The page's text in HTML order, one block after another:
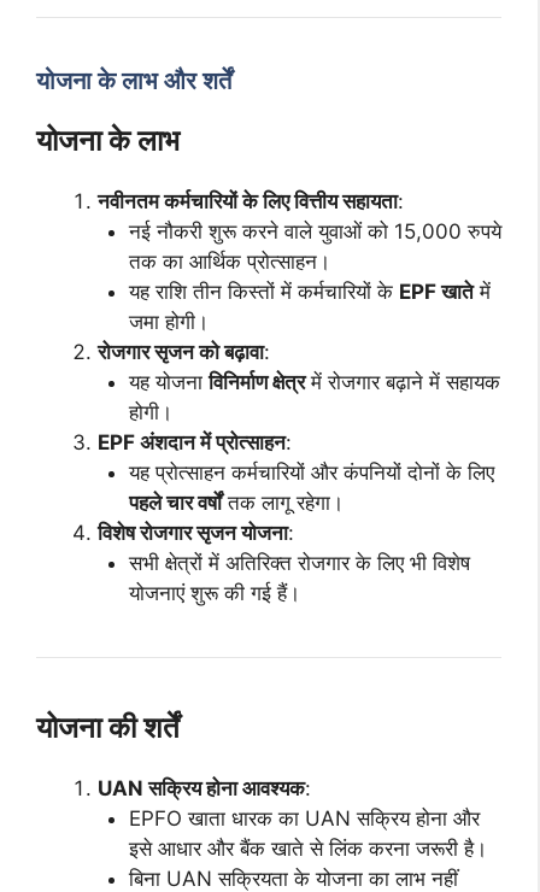
योजना के लाभ और शर्तें
योजना के लाभ
नवीनतम कर्मचारियों के लिए वित्तीय सहायता:
नई नौकरी शुरू करने वाले युवाओं को 15,000 रुपये
तक का आर्थिक प्रोत्साहन।
यह राशि तीन किस्तों में कर्मचारियों के EPF खातेमें
जमा होगी।
रोजगार सृजन को बढ़ावा:
यह योजनाविनिर्माण क्षेत्रमें रोजगार बढ़ाने में सहायक
होगी।
EPF अंशदान में प्रोत्साहन:
यह प्रोत्साहन कर्मचारियों और कंपनियों दोनों के लिए
पहले चार वर्षोंतक लागू रहेगा।
विशेष रोजगार सृजन योजना:
सभी क्षेत्रों में अतिरिक्त रोजगार के लिए भी विशेष
योजनाएं शुरू की गई हैं।
योजना की शर्तें
UAN सक्रिय होना आवश्यक:
EPFO खाता धारक का UAN सक्रिय होना और
इसे आधार और बैंक खाते से लिंक करना जरूरी है।
बिना UAN सक्रियता के योजना का लाभ नहीं